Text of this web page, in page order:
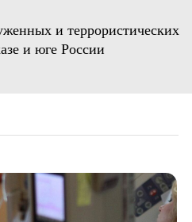
и террористических
и юге России